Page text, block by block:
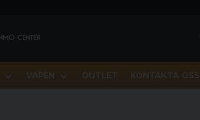
VAPEN OUTLET KONTAKTA OSS